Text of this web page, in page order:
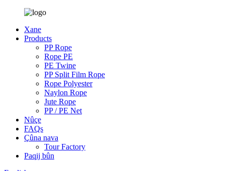
Xane
Products
PP Rope
Rope PE
PE Twine
PP Split Film Rope
Rope Polyester
Naylon Rope
Jute Rope
PP / PE Net
Nûçe
FAQs
Çûna nava
Tour Factory
Paqij bûn